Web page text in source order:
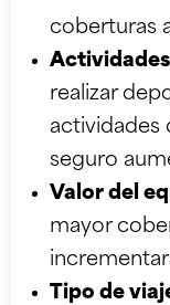
coberturas
realizar
actividades
seguro
Valor del
mayor
Tipo de